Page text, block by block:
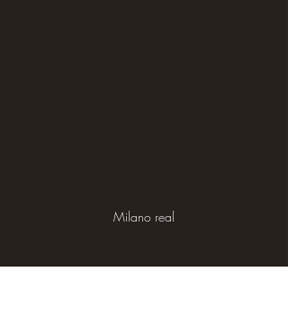
Milano real